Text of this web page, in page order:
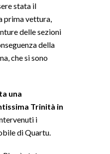
stata il
prima vettura,
delle sezioni
della
che si sono
una
Trinità in
i
di Quartu.